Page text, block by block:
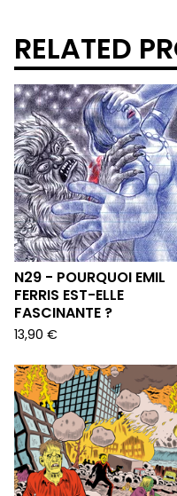
RELATED
N29 - POURQUOI EMIL
FERRIS EST-ELLE
FASCINANTE ?
13,90 €